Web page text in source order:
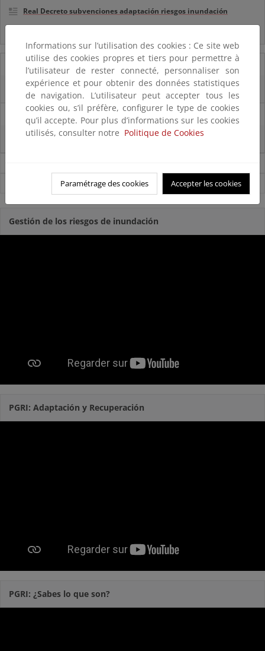
Real Decreto subvenciones adaptación riesgos inundación
05/08/2025
La reserva hídrica española se encuentra al 65,8% de su capacidad
29/07/2025
La reserva hídrica española se encuentra al 67% de su capacidad
Ver todas las noticias
Gestión de los riesgos de inundación
PGRI: Adaptación y Recuperación
PGRI: ¿Sabes lo que son?
Informations sur l’utilisation des cookies : Ce site web
utilise des cookies propres et tiers pour permettre à
l’utilisateur de rester connecté, personnaliser son
expérience et pour obtenir des données statistiques
de navigation. L’utilisateur peut accepter tous les
cookies ou, s’il préfère, configurer le type de cookies
qu’il accepte. Pour plus d’informations sur les cookies
utilisés, consulter notre Politique de Cookies
Paramétrage des cookies Accepter les cookies